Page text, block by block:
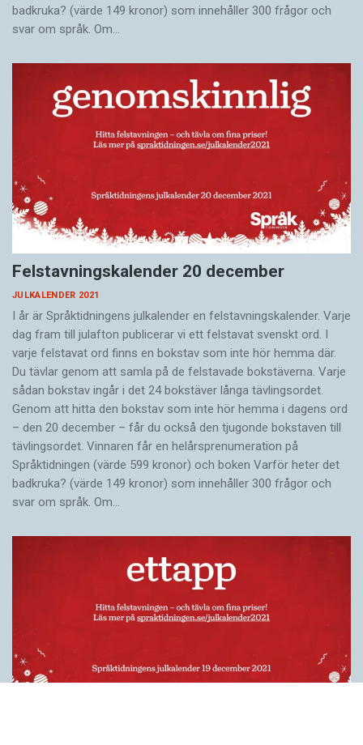
badkruka? (värde 149 kronor) som innehåller 300 frågor och
svar om språk. Om…
Felstavningskalender 20 december
JULKALENDER 2021
I år är Språktidningens julkalender en felstavningskalender. Varje
dag fram till julafton publicerar vi ett felstavat svenskt ord. I
varje felstavat ord finns en bokstav som inte hör hemma där.
Du tävlar genom att samla på de felstavade bokstäverna. Varje
sådan bokstav ingår i det 24 bokstäver långa tävlingsordet.
Genom att hitta den bokstav som inte hör hemma i dagens ord
– den 20 december – får du också den tjugonde bokstaven till
tävlingsordet. Vinnaren får en helårsprenumeration på
Språktidningen (värde 599 kronor) och boken Varför heter det
badkruka? (värde 149 kronor) som innehåller 300 frågor och
svar om språk. Om…